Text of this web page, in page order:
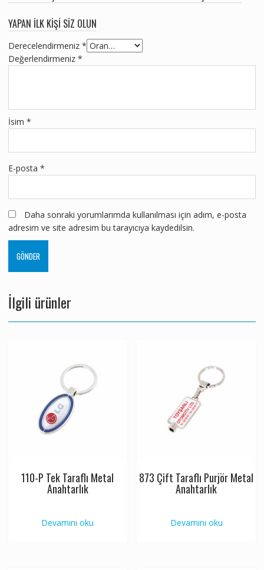
YAPAN ILK KIŞI SIZ OLUN
Derecelendirmeniz *
Değerlendirmeniz *
İsim *
E-posta *
Daha sonraki yorumlarımda kullanılması için adım, e-posta
adresim ve site adresim bu tarayıcıya kaydedilsin.
İlgili ürünler
110-P Tek Taraflı Metal
Anahtarlık
Devamını oku
873 Çift Taraflı Purjör Metal
Anahtarlık
Devamını oku